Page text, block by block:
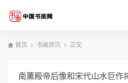
首页 书画资讯 正文
南薰殿帝后像和宋代山水巨作